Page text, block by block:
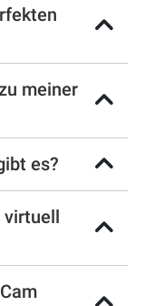
meiner
es?
virtuell